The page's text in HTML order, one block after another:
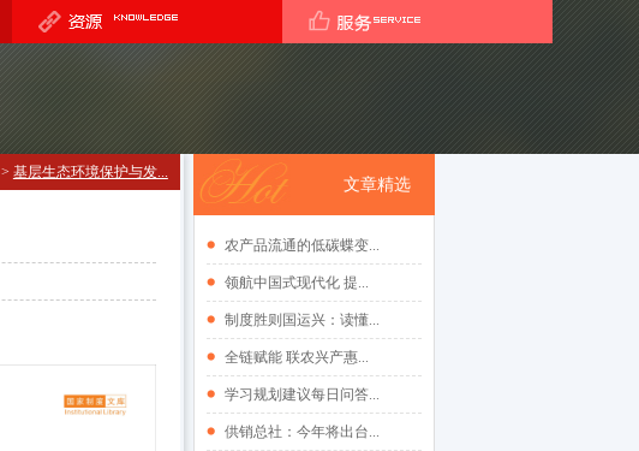
> 基层生态环境保护与发...
文章精选
农产品流通的低碳蝶变...
领航中国式现代化 提...
制度胜则国运兴：读懂...
全链赋能 联农兴产惠...
学习规划建议每日问答...
供销总社：今年将出台...